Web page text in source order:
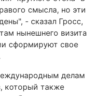
смысла, но эти
- сказал Гросс,
нынешнего визита
сформируют свое
делам
который также